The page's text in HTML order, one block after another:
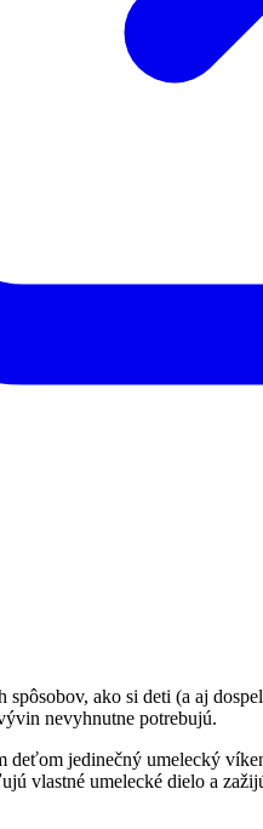
spôsobov, ako si deti (a aj
nevyhnutne potrebujú.
deťom jedinečný umelecký
vlastné umelecké dielo a